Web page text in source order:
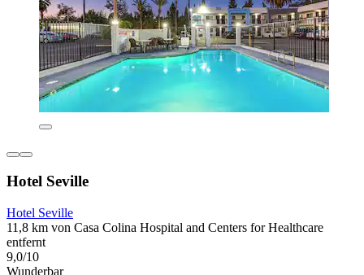
Hotel Seville
Hotel Seville
11,8 km von Casa Colina Hospital and Centers for Healthcare
entfernt
9,0/10
Wunderbar